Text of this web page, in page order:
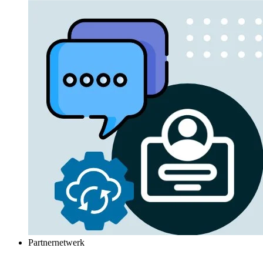
Partnernetwerk